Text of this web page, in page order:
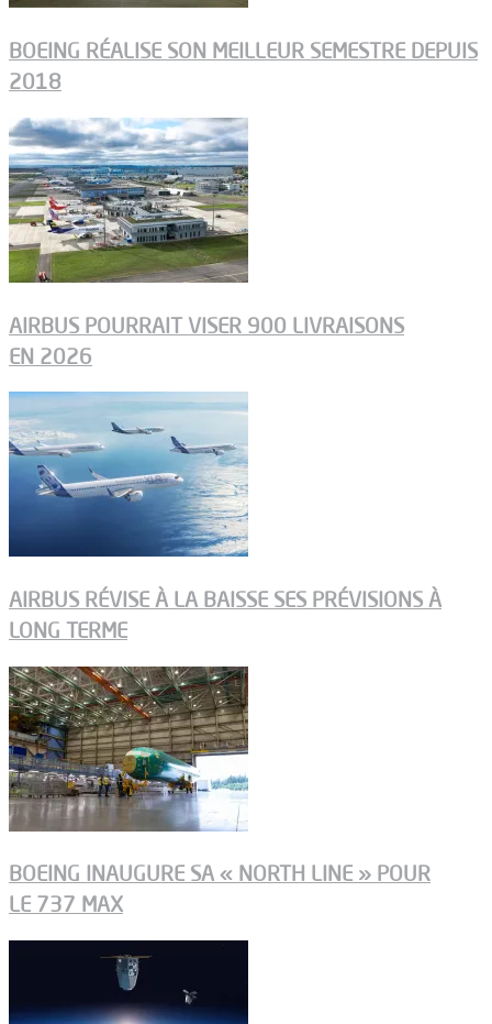
BOEING RÉALISE SON MEILLEUR SEMESTRE DEPUIS
2018
AIRBUS POURRAIT VISER 900 LIVRAISONS
EN 2026
AIRBUS RÉVISE À LA BAISSE SES PRÉVISIONS À
LONG TERME
BOEING INAUGURE SA « NORTH LINE » POUR
LE 737 MAX